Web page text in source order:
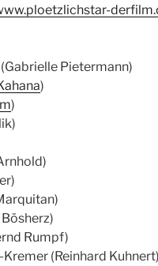
(Gabrielle Pietermann)
)
)
Bösherz)
Rumpf)
Kremer (Reinhard Kuhnert)